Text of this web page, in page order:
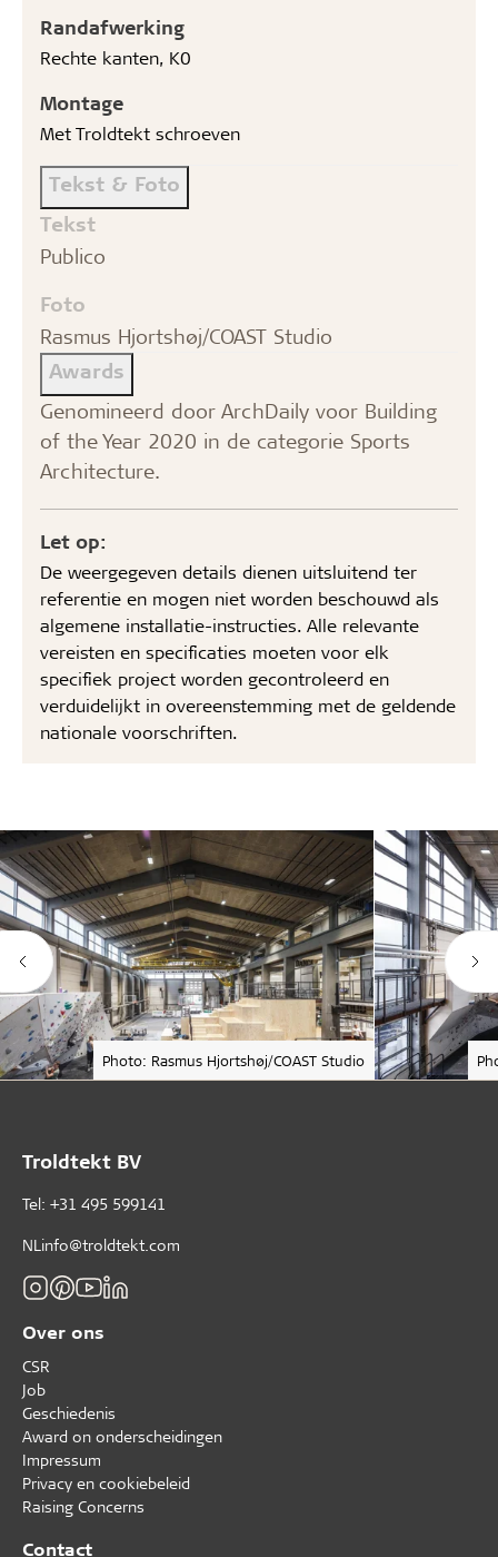
Randafwerking
Rechte kanten, K0
Montage
Met Troldtekt schroeven
Tekst & Foto
Tekst
Publico
Foto
Rasmus Hjortshøj/COAST Studio
Awards
Genomineerd door ArchDaily voor Building
of the Year 2020 in de categorie Sports
Architecture.
Let op:
De weergegeven details dienen uitsluitend ter
referentie en mogen niet worden beschouwd als
algemene installatie-instructies. Alle relevante
vereisten en specificaties moeten voor elk
specifiek project worden gecontroleerd en
verduidelijkt in overeenstemming met de geldende
nationale voorschriften.
Photo: Rasmus Hjortshøj/COAST Studio
Troldtekt BV
Tel: +31 495 599141
NLinfo@troldtekt.com
Over ons
CSR
Job
Geschiedenis
Award on onderscheidingen
Impressum
Privacy en cookiebeleid
Raising Concerns
Contact